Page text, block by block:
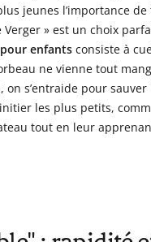
jeunes l’importance
Verger » est un choix
enfants consiste à
ne vienne tout
s’entraide pour sauver
les plus petits,
tout en leur